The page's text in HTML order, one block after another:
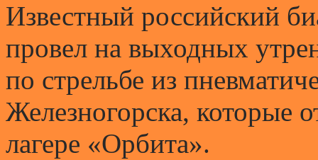
Известный российский
провел на выходных
по стрельбе из
Железногорска, которые
лагере «Орбита».